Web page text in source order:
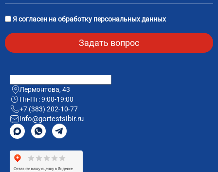
Я согласен наобработку персональных данных
Лермонтова, 43
Пн-Пт: 9:00-19:00
+7 (383) 202-10-77
info@gortestsibir.ru